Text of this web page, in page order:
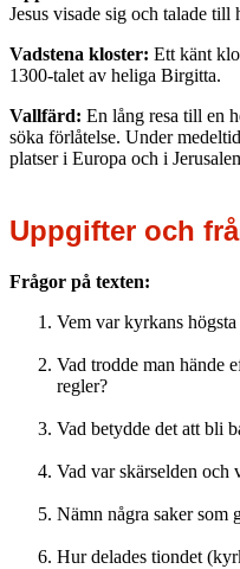
Jesus visade sig och talade till
Vadstena kloster: Ett känt
1300-talet av heliga Birgitta.
Vallfärd: En lång resa till en
söka förlåtelse. Under
platser i Europa och i
Uppgifter och
Frågor på texten:
Vem var kyrkans
Vad trodde man hände
regler?
Vad betydde det att bli
Vad var skärselden och
Nämn några saker som
Hur delades tiondet